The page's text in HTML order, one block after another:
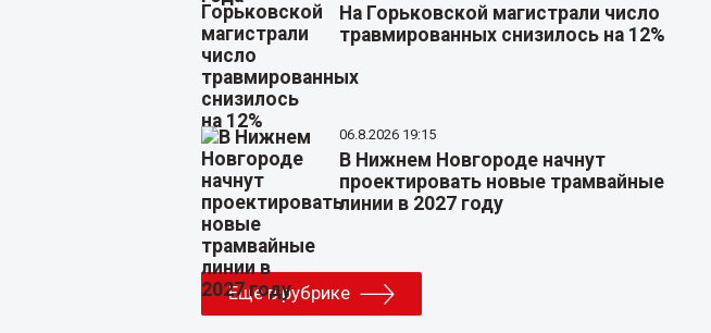
На Горьковской магистрали число
травмированных снизилось на 12%
06.8.2026 19:15
В Нижнем Новгороде начнут
проектировать новые трамвайные
линии в 2027 году
Еще в рубрике